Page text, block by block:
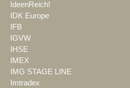
IdeenReich!
IDK Europe
IFB
IGVW
IHSE
IMEX
IMG STAGE LINE
Imtradex